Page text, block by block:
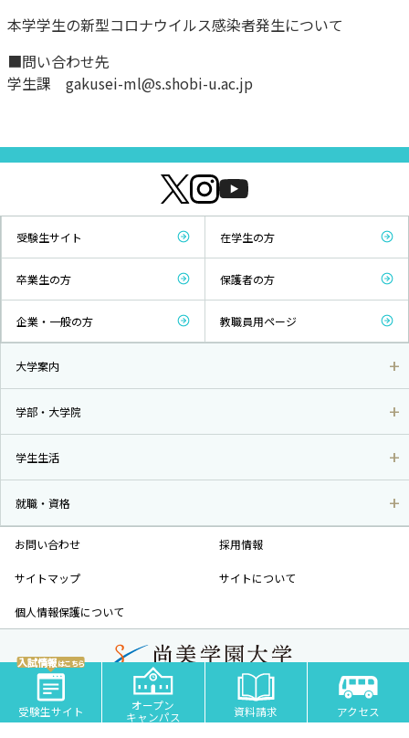
入試情報はこちら
受験生サイト オープン
キャンパス 資料請求 アクセス
本学学生の新型コロナウイルス感染者発生について
■問い合わせ先
学生課 gakusei-ml@s.shobi-u.ac.jp
受験生サイト 在学生の方
卒業生の方 保護者の方
企業・一般の方 教職員用ページ
大学案内
学部・大学院
学生生活
就職・資格
お問い合わせ 採用情報
サイトマップ サイトについて
個人情報保護について
尚美学園大学 - 芸術・スポーツ・社会科学の私立大学 | 埼玉県川越市
COPYRIGHT© SHOBI UNIVERSITY JAPAN ALL RIGHTS RESERVED.